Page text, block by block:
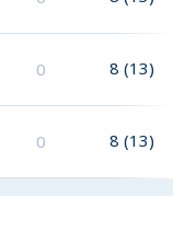
0 8 (13)
0 8 (13)